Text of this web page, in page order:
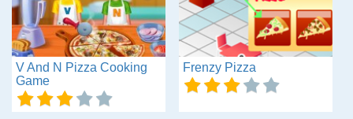
V And N Pizza Cooking
Game
Frenzy Pizza